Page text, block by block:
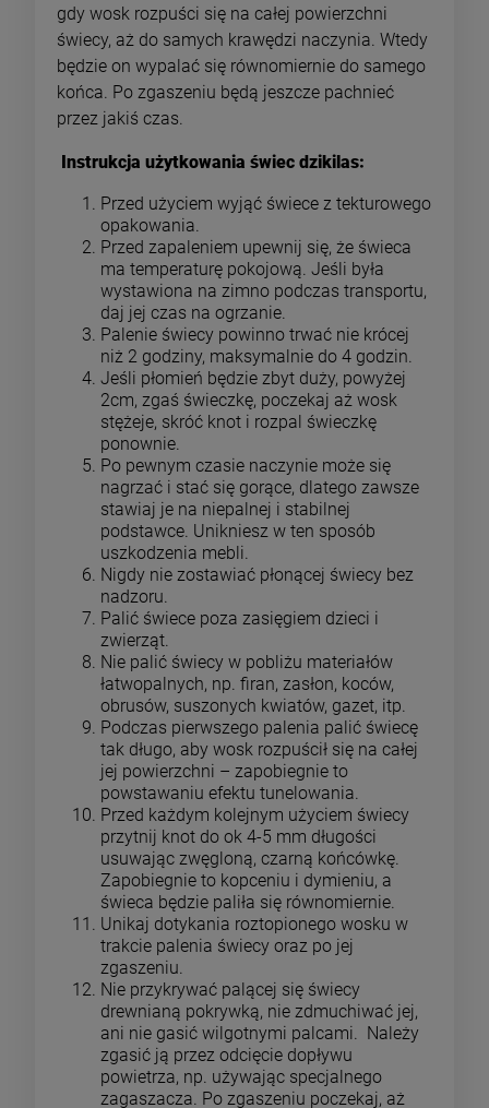
gdy wosk rozpuści się na całej powierzchni
świecy, aż do samych krawędzi naczynia. Wtedy
będzie on wypalać się równomiernie do samego
końca. Po zgaszeniu będą jeszcze pachnieć
przez jakiś czas.
Instrukcja użytkowania świec dzikilas:
Przed użyciem wyjąć świece z tekturowego
opakowania.
Przed zapaleniem upewnij się, że świeca
ma temperaturę pokojową. Jeśli była
wystawiona na zimno podczas transportu,
daj jej czas na ogrzanie.
Palenie świecy powinno trwać nie krócej
niż 2 godziny, maksymalnie do 4 godzin.
Jeśli płomień będzie zbyt duży, powyżej
2cm, zgaś świeczkę, poczekaj aż wosk
stężeje, skróć knot i rozpal świeczkę
ponownie.
Po pewnym czasie naczynie może się
nagrzać i stać się gorące, dlatego zawsze
stawiaj je na niepalnej i stabilnej
podstawce. Unikniesz w ten sposób
uszkodzenia mebli.
Nigdy nie zostawiać płonącej świecy bez
nadzoru.
Palić świece poza zasięgiem dzieci i
zwierząt.
Nie palić świecy w pobliżu materiałów
łatwopalnych, np. firan, zasłon, koców,
obrusów, suszonych kwiatów, gazet, itp.
Podczas pierwszego palenia palić świecę
tak długo, aby wosk rozpuścił się na całej
jej powierzchni – zapobiegnie to
powstawaniu efektu tunelowania.
Przed każdym kolejnym użyciem świecy
przytnij knot do ok 4-5 mm długości
usuwając zwęgloną, czarną końcówkę.
Zapobiegnie to kopceniu i dymieniu, a
świeca będzie paliła się równomiernie.
Unikaj dotykania roztopionego wosku w
trakcie palenia świecy oraz po jej
zgaszeniu.
Nie przykrywać palącej się świecy
drewnianą pokrywką, nie zdmuchiwać jej,
ani nie gasić wilgotnymi palcami. Należy
zgasić ją przez odcięcie dopływu
powietrza, np. używając specjalnego
zagaszacza. Po zgaszeniu poczekaj, aż